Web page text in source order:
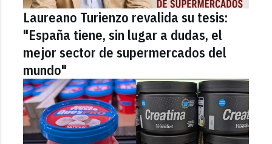
Laureano Turienzo revalida su tesis:
"España tiene, sin lugar a dudas, el
mejor sector de supermercados del
mundo"